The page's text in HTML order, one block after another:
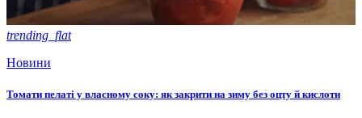
trending_flat
Новини
Томати пелаті у власному соку: як закрити на зиму без оцту й кислоти